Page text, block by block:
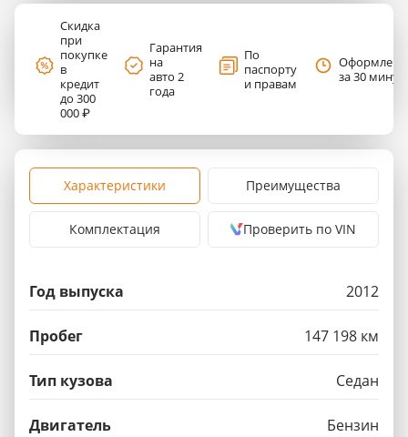
Скидка
при
покупке
в
кредит
до 300
000 ₽
Гарантия
на
авто 2
года
По
паспорту
и правам
за 30 минут
Характеристики Преимущества
Комплектация Проверить по VIN
Год выпуска 2012
Пробег 147 198 км
Тип кузова Седан
Двигатель Бензин